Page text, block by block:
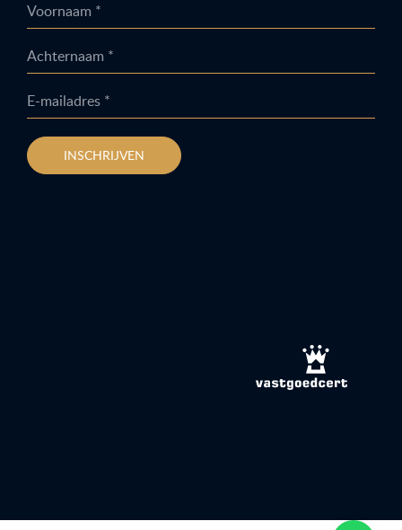
Voornaam *
Achternaam *
E-mailadres *
INSCHRIJVEN